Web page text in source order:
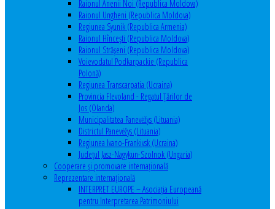
Raionul Anenii Noi (Republica Moldova)
Raionul Ungheni (Republica Moldova)
Regiunea Syunik (Republica Armenia)
Raionul Hîncești (Republica Moldova)
Raionul Străşeni (Republica Moldova)
Voievodatul Podkarpackie (Republica
Polonă)
Regiunea Transcarpatia (Ucraina)
Provincia Flevoland - Regatul Ţărilor de
Jos (Olanda)
Municipalitatea Panevėžys (Lituania)
Districtul Panevėžys (Lituania)
Regiunea Ivano-Frankivsk (Ucraina)
Judeţul Jasz-Nagykun-Szolnok (Ungaria)
Cooperare şi promovare internaţională
Reprezentare internaţională
INTERPRET EUROPE – Asociația Europeană
pentru Interpretarea Patrimoniului